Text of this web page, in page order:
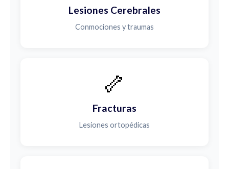
Lesiones Cerebrales
Conmociones y traumas
🦴
Fracturas
Lesiones ortopédicas